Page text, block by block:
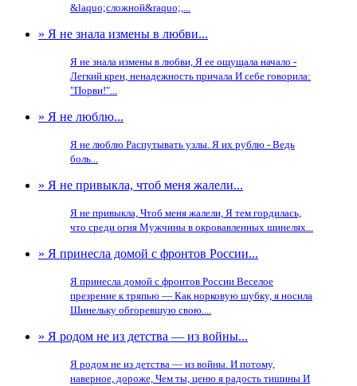
&laquo;сложной&raquo;,...
» Я не знала измены в любви...
Я не знала измены в любви, Я ее ощущала начало -
Легкий крен, ненадежность причала И себе говорила:
"Порви!"...
» Я не люблю...
Я не люблю Распутывать узлы. Я их рублю - Ведь
боль...
» Я не привыкла, чтоб меня жалели...
Я не привыкла, Чтоб меня жалели, Я тем гордилась,
что среди огня Мужчины в окровавленных шинелях...
» Я принесла домой с фронтов России...
Я принесла домой с фронтов России Веселое
презрение к тряпью — Как норковую шубку, я носила
Шинельку обгоревшую свою....
» Я родом не из детства — из войны...
Я родом не из детства — из войны. И потому,
наверное, дороже, Чем ты, ценю я радость тишины И